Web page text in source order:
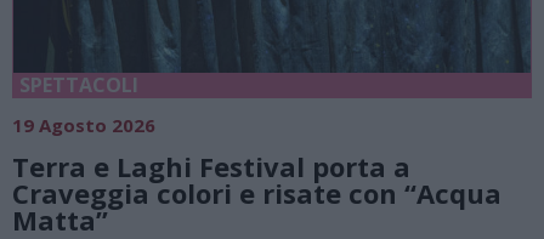
SPETTACOLI
19 Agosto 2026
Terra e Laghi Festival porta a
Craveggia colori e risate con “Acqua
Matta”